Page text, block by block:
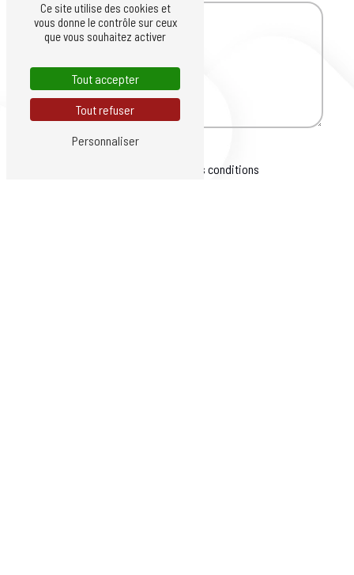
En cochant cette case, j'accepte les conditions
Ce site utilise des cookies et
vous donne le contrôle sur ceux
que vous souhaitez activer
Tout accepter
Tout refuser
Personnaliser